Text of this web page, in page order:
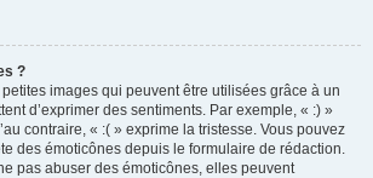
?
images qui peuvent être utilisées grâce à un
d’exprimer des sentiments. Par exemple, « :) »
contraire, « :( » exprime la tristesse. Vous pouvez
des émoticônes depuis le formulaire de rédaction.
pas abuser des émoticônes, elles peuvent